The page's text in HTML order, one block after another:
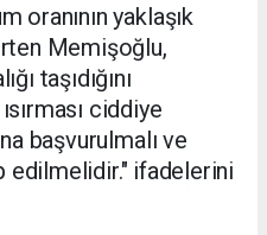
oranının yaklaşık
Memişoğlu,
taşıdığını
ciddiye
başvurulmalı ve
edilmelidir." ifadelerini